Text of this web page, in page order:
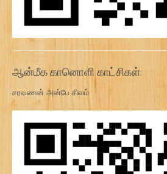
ஆன்மீக கானொளி காட்சிகள்:
சரவணன் அன்பே சிவம்